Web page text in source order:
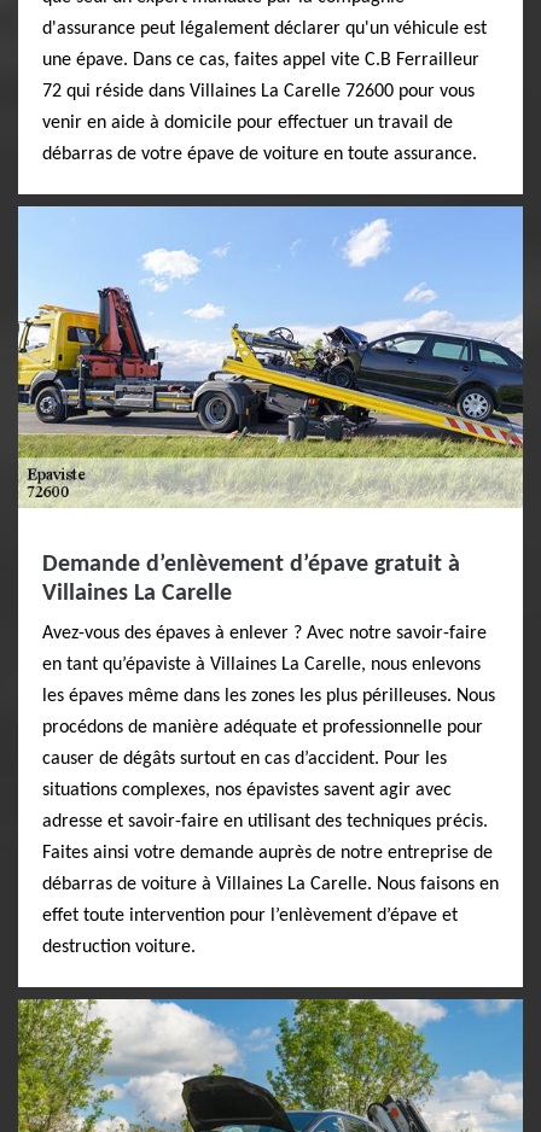
d'assurance peut légalement déclarer qu'un véhicule est
une épave. Dans ce cas, faites appel vite C.B Ferrailleur
72 qui réside dans Villaines La Carelle 72600 pour vous
venir en aide à domicile pour effectuer un travail de
débarras de votre épave de voiture en toute assurance.
Demande d’enlèvement d’épave gratuit à
Villaines La Carelle
Avez-vous des épaves à enlever ? Avec notre savoir-faire
en tant qu’épaviste à Villaines La Carelle, nous enlevons
les épaves même dans les zones les plus périlleuses. Nous
procédons de manière adéquate et professionnelle pour
causer de dégâts surtout en cas d’accident. Pour les
situations complexes, nos épavistes savent agir avec
adresse et savoir-faire en utilisant des techniques précis.
Faites ainsi votre demande auprès de notre entreprise de
débarras de voiture à Villaines La Carelle. Nous faisons en
effet toute intervention pour l’enlèvement d’épave et
destruction voiture.